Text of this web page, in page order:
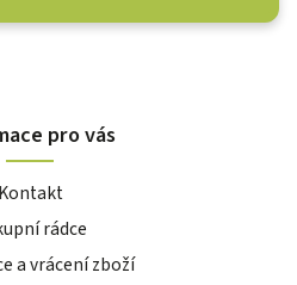
pro vás
Kontakt
rádce
a vrácení zboží